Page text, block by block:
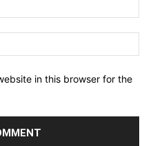
in this browser for the